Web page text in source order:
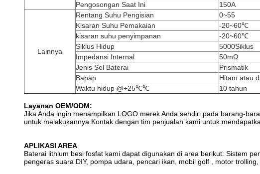
Pengosongan Saat Ini
150A
Lainnya
Rentang Suhu Pengisian
0~55
Kisaran Suhu Pemakaian
-20~60℃
kisaran suhu penyimpanan
-20~60℃
Siklus Hidup
5000Siklus
Impedansi Internal
50mΩ
Jenis Sel Baterai
Prismatik
Bahan
Hitam atau
Waktu hidup @+25℃℃
10 tahun
Layanan OEM/ODM:
Jika Anda ingin menampilkan LOGO merek Anda sendiri pada barang-
untuk melakukannya.Kontak dengan tim penjualan kami untuk
APLIKASI AREA
Baterai lithium besi fosfat kami dapat digunakan di area berikut: Sistem
pengeras suara DIY, pompa udara, pencari ikan, mobil golf , motor